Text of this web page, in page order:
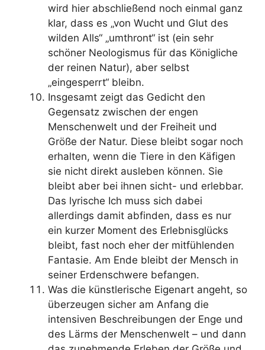
wird hier abschließend noch einmal ganz
klar, dass es „von Wucht und Glut des
wilden Alls“ „umthront“ ist (ein sehr
schöner Neologismus für das Königliche
der reinen Natur), aber selbst
„eingesperrt“ bleibn.
Insgesamt zeigt das Gedicht den
Gegensatz zwischen der engen
Menschenwelt und der Freiheit und
Größe der Natur. Diese bleibt sogar noch
erhalten, wenn die Tiere in den Käfigen
sie nicht direkt ausleben können. Sie
bleibt aber bei ihnen sicht- und erlebbar.
Das lyrische Ich muss sich dabei
allerdings damit abfinden, dass es nur
ein kurzer Moment des Erlebnisglücks
bleibt, fast noch eher der mitfühlenden
Fantasie. Am Ende bleibt der Mensch in
seiner Erdenschwere befangen.
Was die künstlerische Eigenart angeht, so
überzeugen sicher am Anfang die
intensiven Beschreibungen der Enge und
des Lärms der Menschenwelt – und dann